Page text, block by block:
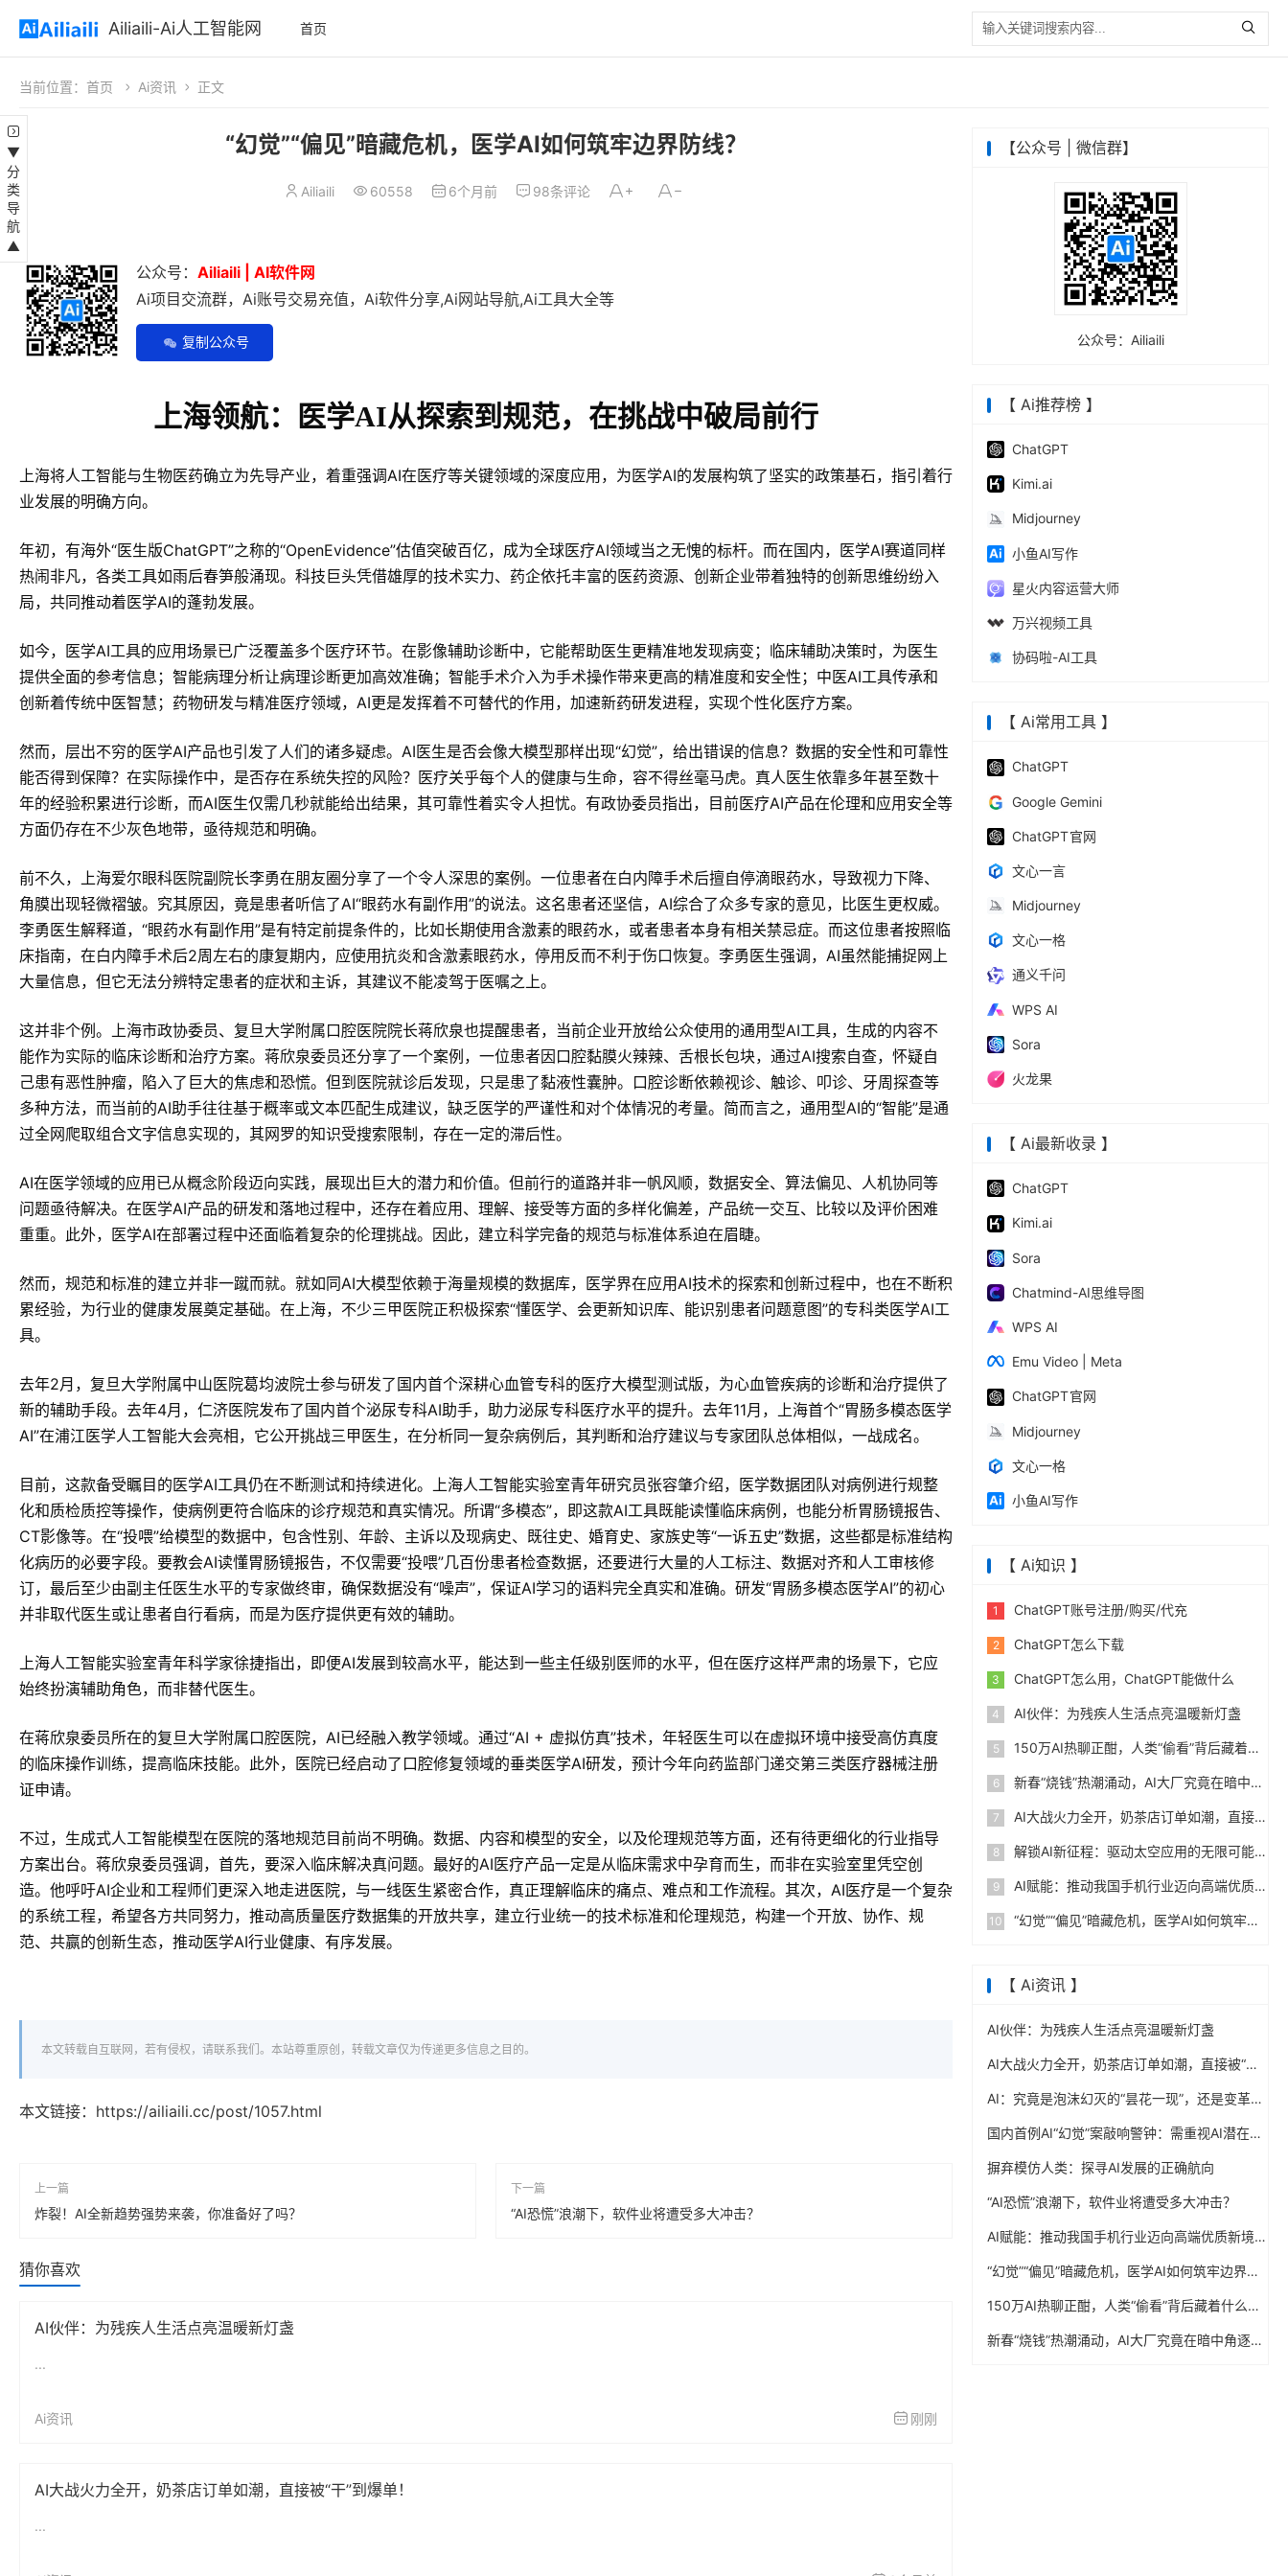
Ailiaili-Ai人工智能网 首页
▼分类导航▲
当前位置： 首页 Ai资讯 正文
“幻觉”“偏见”暗藏危机，医学AI如何筑牢边界防线？
Ailiaili 60558 6个月前 98条评论
公众号： Ailiaili | AI软件网
Ai项目交流群，Ai账号交易充值，Ai软件分享,Ai网站导航,Ai工具大全等
复制公众号
上海领航：医学AI从探索到规范，在挑战中破局前行
上海将人工智能与生物医药确立为先导产业，着重强调AI在医疗等关键领域的深度应用，为医学AI的发展构筑了坚实的政策基石，指引着行
业发展的明确方向。
年初，有海外“医生版ChatGPT”之称的“OpenEvidence”估值突破百亿，成为全球医疗AI领域当之无愧的标杆。而在国内，医学AI赛道同样
热闹非凡，各类工具如雨后春笋般涌现。科技巨头凭借雄厚的技术实力、药企依托丰富的医药资源、创新企业带着独特的创新思维纷纷入
局，共同推动着医学AI的蓬勃发展。
如今，医学AI工具的应用场景已广泛覆盖多个医疗环节。在影像辅助诊断中，它能帮助医生更精准地发现病变；临床辅助决策时，为医生
提供全面的参考信息；智能病理分析让病理诊断更加高效准确；智能手术介入为手术操作带来更高的精准度和安全性；中医AI工具传承和
创新着传统中医智慧；药物研发与精准医疗领域，AI更是发挥着不可替代的作用，加速新药研发进程，实现个性化医疗方案。
然而，层出不穷的医学AI产品也引发了人们的诸多疑虑。AI医生是否会像大模型那样出现“幻觉”，给出错误的信息？数据的安全性和可靠性
能否得到保障？在实际操作中，是否存在系统失控的风险？医疗关乎每个人的健康与生命，容不得丝毫马虎。真人医生依靠多年甚至数十
年的经验积累进行诊断，而AI医生仅需几秒就能给出结果，其可靠性着实令人担忧。有政协委员指出，目前医疗AI产品在伦理和应用安全等
方面仍存在不少灰色地带，亟待规范和明确。
前不久，上海爱尔眼科医院副院长李勇在朋友圈分享了一个令人深思的案例。一位患者在白内障手术后擅自停滴眼药水，导致视力下降、
角膜出现轻微褶皱。究其原因，竟是患者听信了AI“眼药水有副作用”的说法。这名患者还坚信，AI综合了众多专家的意见，比医生更权威。
李勇医生解释道，“眼药水有副作用”是有特定前提条件的，比如长期使用含激素的眼药水，或者患者本身有相关禁忌症。而这位患者按照临
床指南，在白内障手术后2周左右的康复期内，应使用抗炎和含激素眼药水，停用反而不利于伤口恢复。李勇医生强调，AI虽然能捕捉网上
大量信息，但它无法分辨特定患者的症状和主诉，其建议不能凌驾于医嘱之上。
这并非个例。上海市政协委员、复旦大学附属口腔医院院长蒋欣泉也提醒患者，当前企业开放给公众使用的通用型AI工具，生成的内容不
能作为实际的临床诊断和治疗方案。蒋欣泉委员还分享了一个案例，一位患者因口腔黏膜火辣辣、舌根长包块，通过AI搜索自查，怀疑自
己患有恶性肿瘤，陷入了巨大的焦虑和恐慌。但到医院就诊后发现，只是患了黏液性囊肿。口腔诊断依赖视诊、触诊、叩诊、牙周探查等
多种方法，而当前的AI助手往往基于概率或文本匹配生成建议，缺乏医学的严谨性和对个体情况的考量。简而言之，通用型AI的“智能”是通
过全网爬取组合文字信息实现的，其网罗的知识受搜索限制，存在一定的滞后性。
AI在医学领域的应用已从概念阶段迈向实践，展现出巨大的潜力和价值。但前行的道路并非一帆风顺，数据安全、算法偏见、人机协同等
问题亟待解决。在医学AI产品的研发和落地过程中，还存在着应用、理解、接受等方面的多样化偏差，产品统一交互、比较以及评价困难
重重。此外，医学AI在部署过程中还面临着复杂的伦理挑战。因此，建立科学完备的规范与标准体系迫在眉睫。
然而，规范和标准的建立并非一蹴而就。就如同AI大模型依赖于海量规模的数据库，医学界在应用AI技术的探索和创新过程中，也在不断积
累经验，为行业的健康发展奠定基础。在上海，不少三甲医院正积极探索“懂医学、会更新知识库、能识别患者问题意图”的专科类医学AI工
具。
去年2月，复旦大学附属中山医院葛均波院士参与研发了国内首个深耕心血管专科的医疗大模型测试版，为心血管疾病的诊断和治疗提供了
新的辅助手段。去年4月，仁济医院发布了国内首个泌尿专科AI助手，助力泌尿专科医疗水平的提升。去年11月，上海首个“胃肠多模态医学
AI”在浦江医学人工智能大会亮相，它公开挑战三甲医生，在分析同一复杂病例后，其判断和治疗建议与专家团队总体相似，一战成名。
目前，这款备受瞩目的医学AI工具仍在不断测试和持续进化。上海人工智能实验室青年研究员张容肇介绍，医学数据团队对病例进行规整
化和质检质控等操作，使病例更符合临床的诊疗规范和真实情况。所谓“多模态”，即这款AI工具既能读懂临床病例，也能分析胃肠镜报告、
CT影像等。在“投喂”给模型的数据中，包含性别、年龄、主诉以及现病史、既往史、婚育史、家族史等“一诉五史”数据，这些都是标准结构
化病历的必要字段。要教会AI读懂胃肠镜报告，不仅需要“投喂”几百份患者检查数据，还要进行大量的人工标注、数据对齐和人工审核修
订，最后至少由副主任医生水平的专家做终审，确保数据没有“噪声”，保证AI学习的语料完全真实和准确。研发“胃肠多模态医学AI”的初心
并非取代医生或让患者自行看病，而是为医疗提供更有效的辅助。
上海人工智能实验室青年科学家徐捷指出，即便AI发展到较高水平，能达到一些主任级别医师的水平，但在医疗这样严肃的场景下，它应
始终扮演辅助角色，而非替代医生。
在蒋欣泉委员所在的复旦大学附属口腔医院，AI已经融入教学领域。通过“AI + 虚拟仿真”技术，年轻医生可以在虚拟环境中接受高仿真度
的临床操作训练，提高临床技能。此外，医院已经启动了口腔修复领域的垂类医学AI研发，预计今年向药监部门递交第三类医疗器械注册
证申请。
不过，生成式人工智能模型在医院的落地规范目前尚不明确。数据、内容和模型的安全，以及伦理规范等方面，还有待更细化的行业指导
方案出台。蒋欣泉委员强调，首先，要深入临床解决真问题。最好的AI医疗产品一定是从临床需求中孕育而生，而非在实验室里凭空创
造。他呼吁AI企业和工程师们更深入地走进医院，与一线医生紧密合作，真正理解临床的痛点、难点和工作流程。其次，AI医疗是一个复杂
的系统工程，希望各方共同努力，推动高质量医疗数据集的开放共享，建立行业统一的技术标准和伦理规范，构建一个开放、协作、规
范、共赢的创新生态，推动医学AI行业健康、有序发展。
本文转载自互联网，若有侵权，请联系我们。本站尊重原创，转载文章仅为传递更多信息之目的。
本文链接： https://ailiaili.cc/post/1057.html
上一篇
炸裂！AI全新趋势强势来袭，你准备好了吗？
下一篇
“AI恐慌”浪潮下，软件业将遭受多大冲击？
猜你喜欢
AI伙伴：为残疾人生活点亮温暖新灯盏
...
Ai资讯 刚刚
AI大战火力全开，奶茶店订单如潮，直接被“干”到爆单！
...
【公众号 | 微信群】
公众号：Ailiaili
【 Ai推荐榜 】
ChatGPT
Kimi.ai
Midjourney
小鱼AI写作
星火内容运营大师
万兴视频工具
协码啦-AI工具
【 Ai常用工具 】
ChatGPT
‎Google Gemini
ChatGPT 官网
文心一言
Midjourney
文心一格
通义千问
WPS AI
Sora
火龙果
【 Ai最新收录 】
ChatGPT
Kimi.ai
Sora
Chatmind-AI思维导图
WPS AI
Emu Video | Meta
ChatGPT 官网
Midjourney
文心一格
小鱼AI写作
【 Ai知识 】
1 ChatGPT账号注册/购买/代充
2 ChatGPT怎么下载
3 ChatGPT怎么用，ChatGPT能做什么
4 AI伙伴：为残疾人生活点亮温暖新灯盏
5 150万AI热聊正酣，人类“偷看”背后藏着什么秘密？
6 新春“烧钱”热潮涌动，AI大厂究竟在暗中角逐什么？
7 AI大战火力全开，奶茶店订单如潮，直接被“干”到爆单！
8 解锁AI新征程：驱动太空应用的无限可能
9 AI赋能：推动我国手机行业迈向高端优质新境界
10 “幻觉”“偏见”暗藏危机，医学AI如何筑牢边界防线？
【 Ai资讯 】
AI伙伴：为残疾人生活点亮温暖新灯盏
AI大战火力全开，奶茶店订单如潮，直接被“干”到爆单！
AI：究竟是泡沫幻灭的“昙花一现”，还是变革序章的“璀璨开篇”？
国内首例AI“幻觉”案敲响警钟：需重视AI潜在风险
摒弃模仿人类：探寻AI发展的正确航向
“AI恐慌”浪潮下，软件业将遭受多大冲击？
AI赋能：推动我国手机行业迈向高端优质新境界
“幻觉”“偏见”暗藏危机，医学AI如何筑牢边界防线？
150万AI热聊正酣，人类“偷看”背后藏着什么秘密？
新春“烧钱”热潮涌动，AI大厂究竟在暗中角逐什么？